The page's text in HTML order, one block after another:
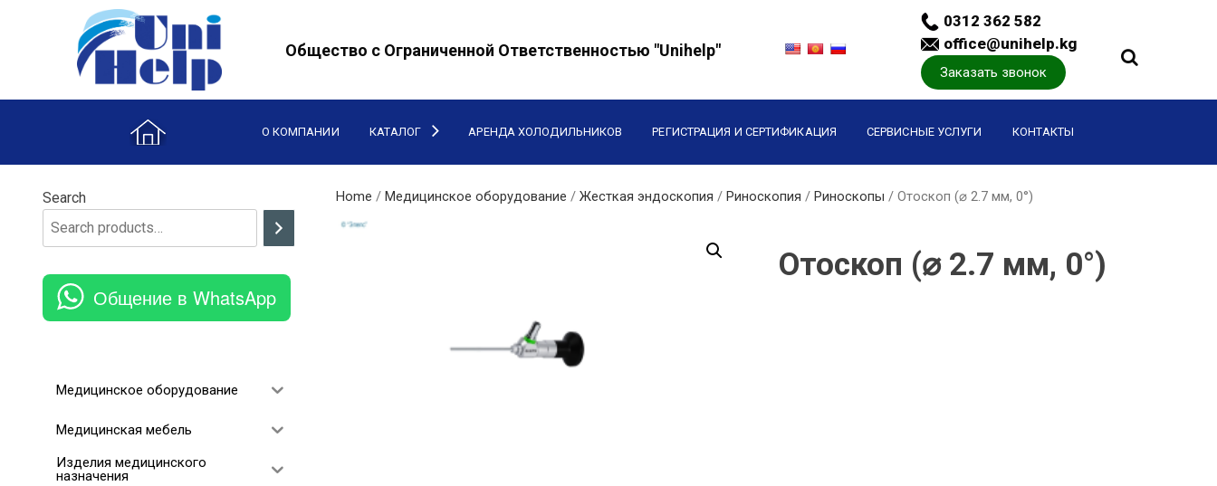
Общество с Ограниченной Ответственностью "Unihelp"
0312 362 582
office@unihelp.kg
Заказать звонок
О КОМПАНИИ КАТАЛОГ АРЕНДА ХОЛОДИЛЬНИКОВ РЕГИСТРАЦИЯ И СЕРТИФИКАЦИЯ СЕРВИСНЫЕ УСЛУГИ КОНТАКТЫ
Home / Медицинское оборудование / Жесткая эндоскопия / Риноскопия / Риноскопы / Отоскоп (⌀ 2.7 мм, 0°)
Отоскоп (⌀ 2.7 мм, 0°)
Search
Общение в WhatsApp
Медицинское оборудование
Медицинская мебель
Изделия медицинского
назначения